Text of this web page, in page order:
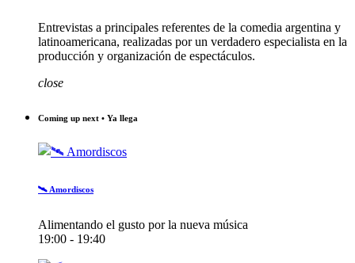
Entrevistas a principales referentes de la comedia argentina y
latinoamericana, realizadas por un verdadero especialista en la
producción y organización de espectáculos.
close
Coming up next • Ya llega
🛰️ Amordiscos
Alimentando el gusto por la nueva música
19:00 - 19:40